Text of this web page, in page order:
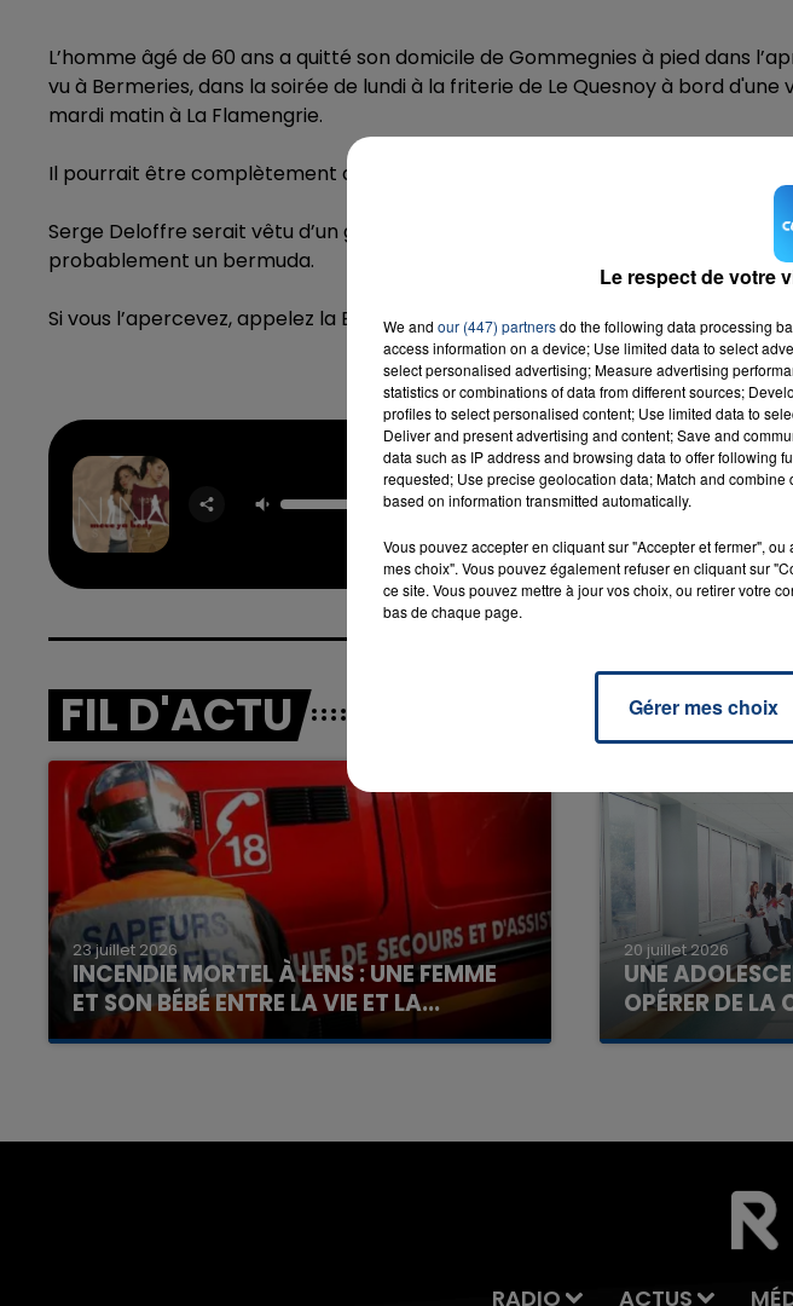
L’homme âgé de 60 ans a quitté son domicile de Gommegnies à pied dans
vu à Bermeries, dans la soirée de lundi à la friterie de Le Quesnoy à bord
mardi matin à La Flamengrie.
Il pourrait être complètement désorienté et les autorités estiment que sa
Serge Deloffre serait vêtu d’un gilet et d’une casquette grise, il porte des
probablement un bermuda.
Si vous l’apercevez, appelez la Brigade de Gendarmerie de Le Quesnoy :
Move Ya Body
NINA SKY
RADIO CONTACT
FIL D'ACTU
23 juillet 2026
INCENDIE MORTEL À LENS : UNE FEMME
ET SON BÉBÉ ENTRE LA VIE ET LA...
Un homme s'est immolé par le feu après avoir
20 juillet 2026
UNE
OPÉRER DE LA
La famille a
7h00 - 11h00
La
RADIO ACTUS
Le respect de votre
We and our (447) partnersdo the following data processing
access information on a device; Use limited data to select
select personalised advertising; Measure advertising
statistics or combinations of data from different sources;
profiles to select personalised content; Use limited data to
Deliver and present advertising and content; Save and
data such as IP address and browsing data to offer following
requested; Use precise geolocation data; Match and
based on information transmitted automatically.
Vous pouvez accepter en cliquant sur "Accepter et fermer",
mes choix". Vous pouvez également refuser en cliquant sur
ce site. Vous pouvez mettre à jour vos choix, ou retirer votre
bas de chaque page.
Gérer mes choix